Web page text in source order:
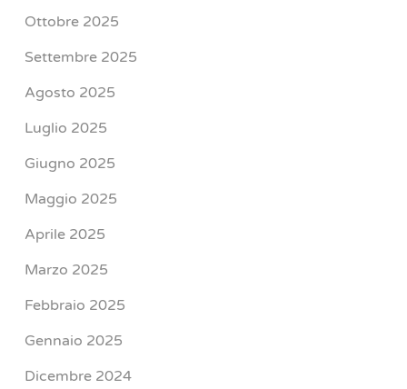
Ottobre 2025
Settembre 2025
Agosto 2025
Luglio 2025
Giugno 2025
Maggio 2025
Aprile 2025
Marzo 2025
Febbraio 2025
Gennaio 2025
Dicembre 2024